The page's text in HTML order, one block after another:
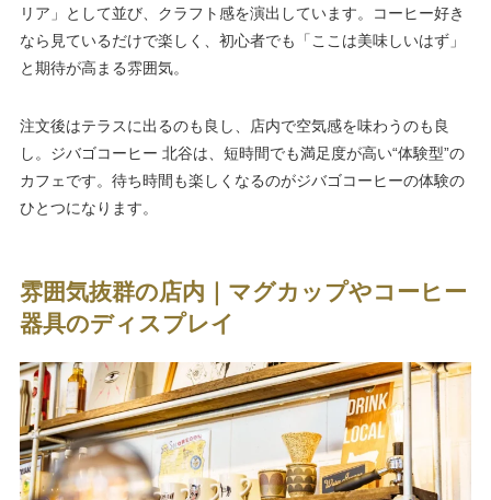
リア」として並び、クラフト感を演出しています。コーヒー好き
なら見ているだけで楽しく、初心者でも「ここは美味しいはず」
と期待が高まる雰囲気。
注文後はテラスに出るのも良し、店内で空気感を味わうのも良
し。ジバゴコーヒー 北谷は、短時間でも満足度が高い“体験型”の
カフェです。待ち時間も楽しくなるのがジバゴコーヒーの体験の
ひとつになります。
雰囲気抜群の店内｜マグカップやコーヒー
器具のディスプレイ